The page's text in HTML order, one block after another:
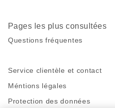
Pages les plus consultées
Questions fréquentes
Service clientèle et contact
Méntions légales
Protection des données